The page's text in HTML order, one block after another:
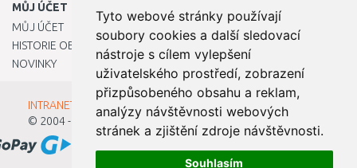
Tyto webové stránky používají
soubory cookies a další sledovací
nástroje s cílem vylepšení
uživatelského prostředí, zobrazení
přizpůsobeného obsahu a reklam,
analýzy návštěvnosti webových
stránek a zjištění zdroje návštěvnosti.
Souhlasím
MŮJ ÚČET
MŮJ ÚČET
HISTORIE OBJEDNÁVEK
NOVINKY
INTRANET - Přihlášení pro zaměstnance
© 2004 - 2026
Kamody s.r.o.